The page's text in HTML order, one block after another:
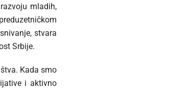
mladih,
stvara
Srbije.
Kada smo
i aktivno